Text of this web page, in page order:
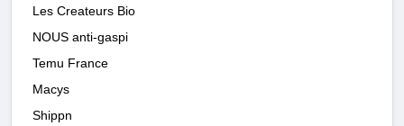
Les Createurs Bio
NOUS anti-gaspi
Temu France
Macys
Shippn